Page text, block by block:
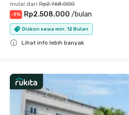
mulai dari Rp2.768.000
-9% Rp2.508.000 /bulan
Diskon sewa min. 12 Bulan
Lihat info lebih banyak